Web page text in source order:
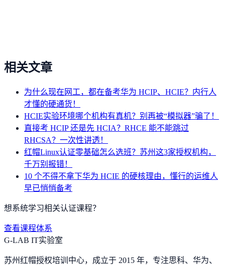
相关文章
为什么现在网工，都在备考华为 HCIP、HCIE？内行人
才懂的硬通货！
HCIE实验环境哪个机构有真机？别再被“模拟器”骗了！
直接考 HCIP 还是先 HCIA？RHCE 能不能跳过
RHCSA？一次性讲透！
红帽Linux认证零基础怎么选班？苏州这3家授权机构，
千万别报错！
10 个不得不拿下华为 HCIE 的硬核理由，懂行的运维人
早已悄悄备考
想系统学习相关认证课程？
查看课程体系
G-LAB IT实验室
苏州红帽授权培训中心，成立于 2015 年，专注思科、华为、